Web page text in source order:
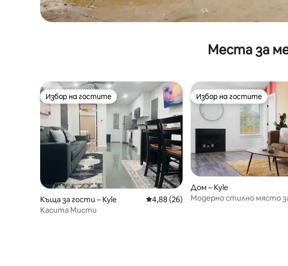
Места за
Избор на гостите
Избор на гостите
Къща за гости – Kyle Средна оценка: 4,88 от 5, 26 отзива
4,88 (26)
Касита Мисти
Избор на гостите
Избор на гостите
Дом – Kyle
Модерно стилно място